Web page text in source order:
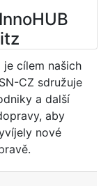
cílem našich
CZ sdružuje
a další
aby
nové